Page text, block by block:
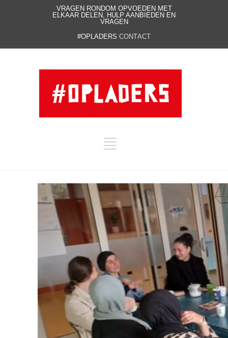
VRAGEN RONDOM OPVOEDEN MET
ELKAAR DELEN, HULP AANBIEDEN EN
VRAGEN
#OPLADERS CONTACT